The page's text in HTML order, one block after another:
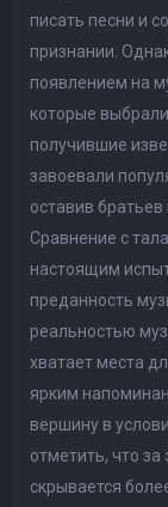
писать песни и
признании.
появлением на
которые
получившие
завоевали
оставив братьев
Сравнение с
настоящим
преданность
реальностью
хватает места
ярким
вершину в
отметить, что
скрывается